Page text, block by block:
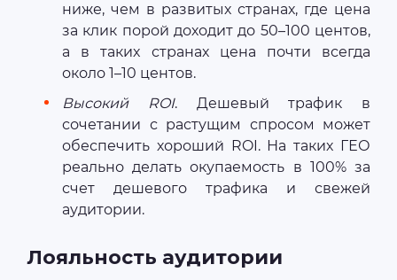
ниже, чем в развитых странах, где цена
за клик порой доходит до 50–100 центов,
а в таких странах цена почти всегда
около 1–10 центов.
Высокий ROI. Дешевый трафик в
сочетании с растущим спросом может
обеспечить хороший ROI. На таких ГЕО
реально делать окупаемость в 100% за
счет дешевого трафика и свежей
аудитории.
Лояльность аудитории